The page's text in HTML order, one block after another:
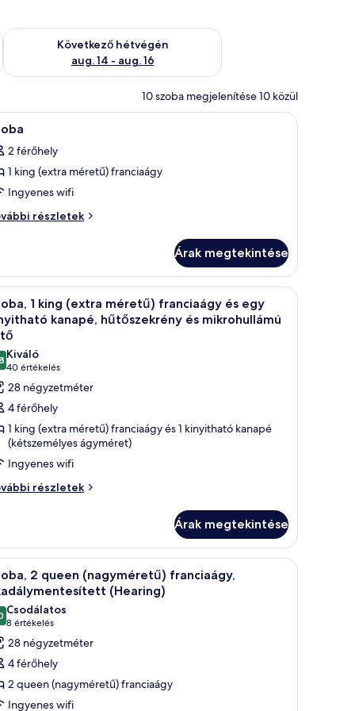
aug. 7 - aug. 9
Következő hétvégén
aug. 14 - aug. 16
A következő hétvégi rendelkezésre állás ellenőrzése: aug. 14 -
10 szoba megjelenítése 10 közül
és vasaló/vasalódeszkaEgy modern szállodai szoba, melyben egy
8
2 férőhely
1 king (extra méretű) franciaágy
Ingyenes wifi
részletek
Árak megtekintése
lámpával, valamint egy kilátással rendelkező ablak található.
ágy, egy íróasztal egy síkképernyős televízióval, egy éjjeliszekrény egy
Egy szállodai szoba, amelyben található egy
6
1 king (extra méretű) franciaágy és egy
kanapé, hűtőszekrény és mikrohullámú
ből 8,8
Kiváló
40 értékelés
(40
értékelés)
28 négyzetméter
4 férőhely
1 king (extra méretű) franciaágy és 1 kinyitható kanapé
(kétszemélyes ágyméret)
Ingyenes wifi
részletek
Árak megtekintése
és zuhanyzó található.Egy szállodai szoba két ággyal, íróasztallal
4
2 queen (nagyméretű) franciaágy,
(Hearing)
ből 9,0
Csodálatos
8 értékelés
(8
értékelés)
28 négyzetméter
4 férőhely
2 queen (nagyméretű) franciaágy
Ingyenes wifi